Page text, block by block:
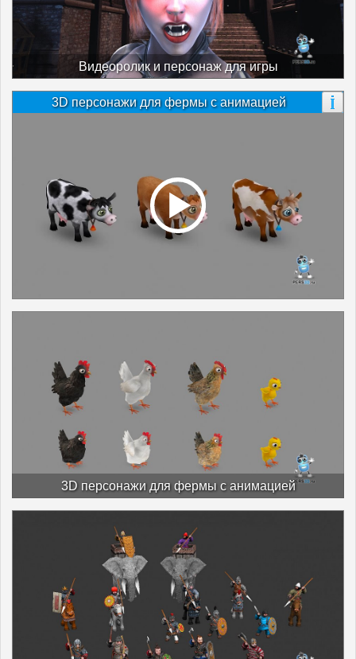
Видеоролик и персонаж для игры
3D персонажи для фермы с анимацией
3D персонажи для фермы с анимацией